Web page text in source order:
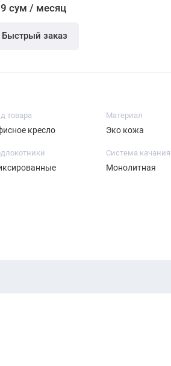
сум / месяц
Быстрый заказ
товара
кресло
Материал
Эко кожа
Система качания
Монолитная